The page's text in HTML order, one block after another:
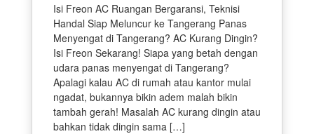
Isi Freon AC Ruangan Bergaransi, Teknisi
Handal Siap Meluncur ke Tangerang Panas
Menyengat di Tangerang? AC Kurang Dingin?
Isi Freon Sekarang! Siapa yang betah dengan
udara panas menyengat di Tangerang?
Apalagi kalau AC di rumah atau kantor mulai
ngadat, bukannya bikin adem malah bikin
tambah gerah! Masalah AC kurang dingin atau
bahkan tidak dingin sama […]